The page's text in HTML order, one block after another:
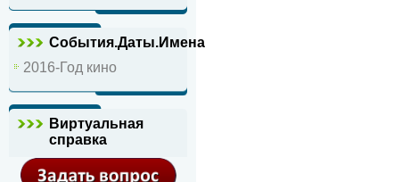
События.Даты.Имена
2016-Год кино
Виртуальная
справка